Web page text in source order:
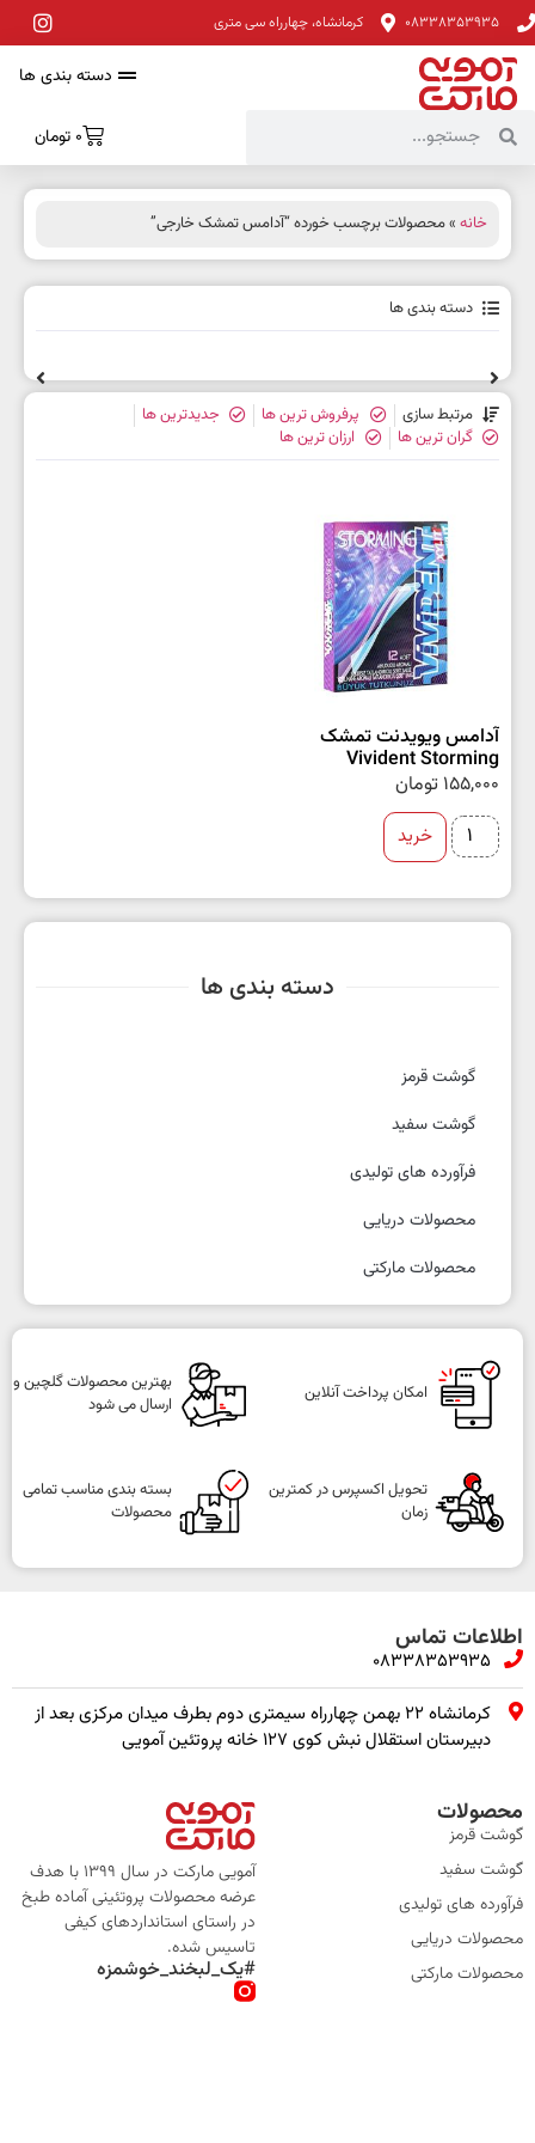
08338353935 کرمانشاه، چهارراه سی متری
دسته بندی ها
0 تومان
دسته بندی ها
گوشت قرمز
گوشت سفید
فرآورده های تولیدی
محصولات دریایی
محصولات مارکتی
خانه » محصولات برچسب خورده “آدامس تمشک خارجی”
دسته بندی ها
مرتبط سازی پرفروش ترین ها
جدیدترین ها
گران ترین ها
ارزان ترین ها
آدامس ویویدنت تمشک
Vivident Storming
155,000 تومان
خرید
امکان پرداخت آنلاین
بهترین محصولات گلچین و
ارسال می شود
تحویل اکسپرس در کمترین
زمان
بسته بندی مناسب تمامی
محصولات
اطلاعات تماس
08338353935
کرمانشاه ۲۲ بهمن چهارراه سیمتری دوم بطرف میدان مرکزی بعد از
دبیرستان استقلال نبش کوی ۱۲۷ خانه پروتئین آمویی
محصولات
گوشت قرمز
گوشت سفید
فرآورده های تولیدی
محصولات دریایی
محصولات مارکتی
آمویی مارکت در سال 1399 با هدف
عرضه محصولات پروتئینی آماده طبخ
در راستای استانداردهای کیفی
تاسیس شده.
#یک_لبخند_خوشمزه